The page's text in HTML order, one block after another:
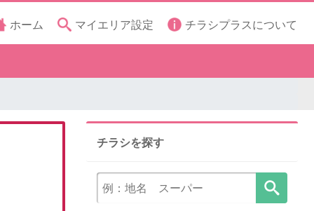
ホーム マイエリア設定 チラシプラスについて
チラシを探す